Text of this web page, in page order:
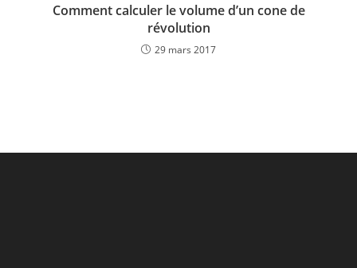
Comment calculer le volume d’un cone de
révolution
29 mars 2017